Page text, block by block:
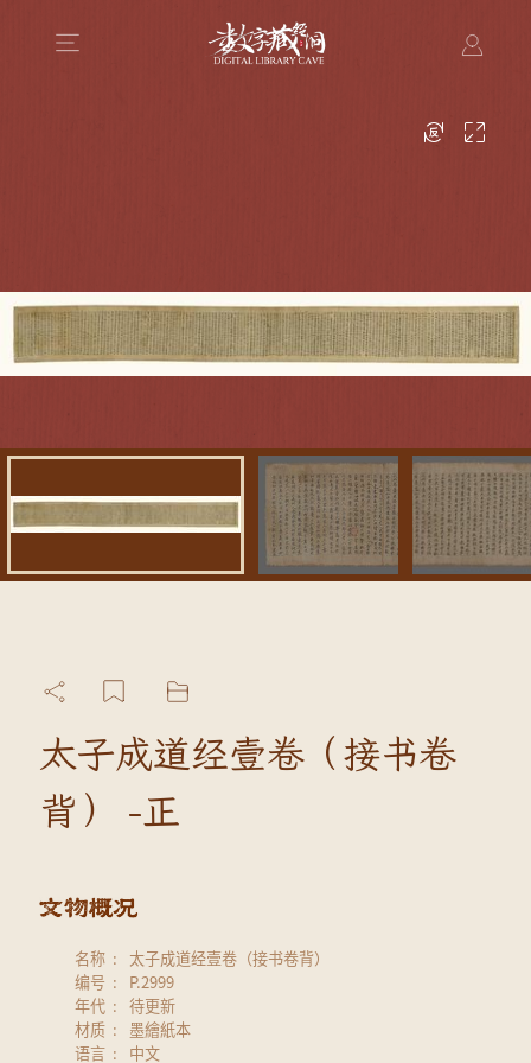
太子成道经壹卷（接书卷
背） -正
名称
太子成道经壹卷（接书卷背）
编号
P.2999
年代
待更新
材质
墨繪紙本
语言
中文